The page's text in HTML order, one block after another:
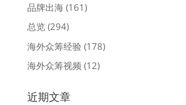
品牌出海(161)
总览(294)
海外众筹经验 (178)
海外众筹视频 (12)
近期文章